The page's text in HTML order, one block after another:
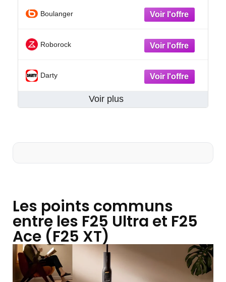
Boulanger
Roborock
Darty
Voir plus
Les points communs
entre les F25 Ultra et F25
Ace (F25 XT)